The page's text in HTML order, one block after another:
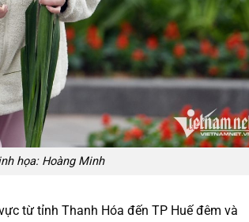
họa: Hoàng Minh
từ tỉnh Thanh Hóa đến TP Huế đêm và